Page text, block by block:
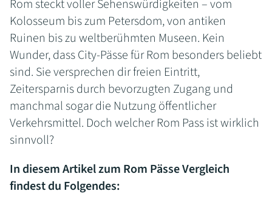
Rom steckt voller Sehenswürdigkeiten – vom
Kolosseum bis zum Petersdom, von antiken
Ruinen bis zu weltberühmten Museen. Kein
Wunder, dass City-Pässe für Rom besonders beliebt
sind. Sie versprechen dir freien Eintritt,
Zeitersparnis durch bevorzugten Zugang und
manchmal sogar die Nutzung öffentlicher
Verkehrsmittel. Doch welcher Rom Pass ist wirklich
sinnvoll?
In diesem Artikel zum Rom Pässe Vergleich
findest du Folgendes: